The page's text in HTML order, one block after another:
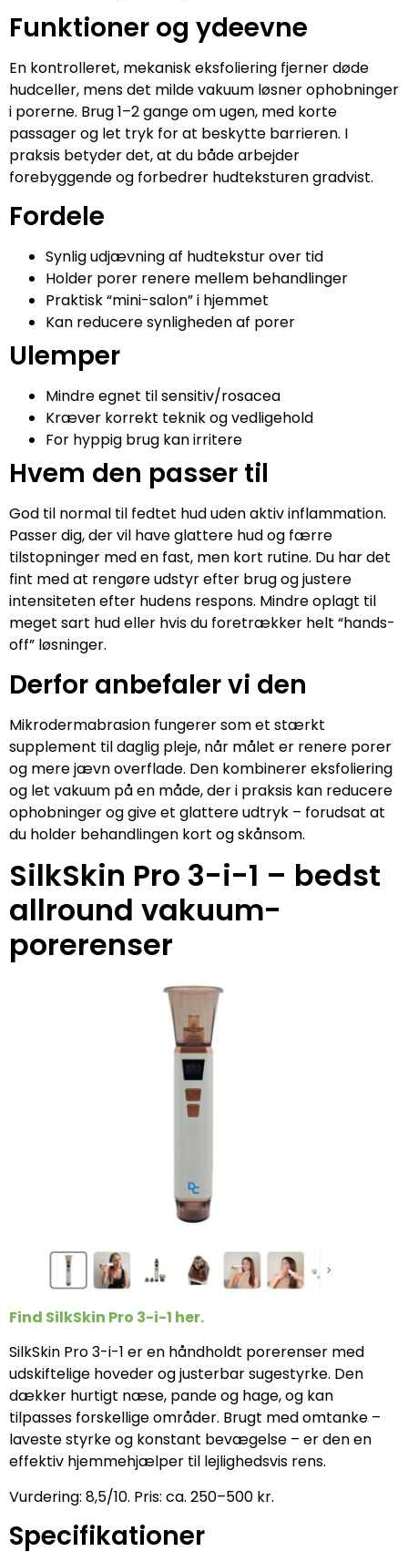
Funktioner og ydeevne
En kontrolleret, mekanisk eksfoliering fjerner døde
hudceller, mens det milde vakuum løsner ophobninger
i porerne. Brug 1–2 gange om ugen, med korte
passager og let tryk for at beskytte barrieren. I
praksis betyder det, at du både arbejder
forebyggende og forbedrer hudteksturen gradvist.
Fordele
Synlig udjævning af hudtekstur over tid
Holder porer renere mellem behandlinger
Praktisk “mini-salon” i hjemmet
Kan reducere synligheden af porer
Ulemper
Mindre egnet til sensitiv/rosacea
Kræver korrekt teknik og vedligehold
For hyppig brug kan irritere
Hvem den passer til
God til normal til fedtet hud uden aktiv inflammation.
Passer dig, der vil have glattere hud og færre
tilstopninger med en fast, men kort rutine. Du har det
fint med at rengøre udstyr efter brug og justere
intensiteten efter hudens respons. Mindre oplagt til
meget sart hud eller hvis du foretrækker helt “hands-
off” løsninger.
Derfor anbefaler vi den
Mikrodermabrasion fungerer som et stærkt
supplement til daglig pleje, når målet er renere porer
og mere jævn overflade. Den kombinerer eksfoliering
og let vakuum på en måde, der i praksis kan reducere
ophobninger og give et glattere udtryk – forudsat at
du holder behandlingen kort og skånsom.
SilkSkin Pro 3-i-1 – bedst
allround vakuum-
porerenser
Find SilkSkin Pro 3-i-1 her.
SilkSkin Pro 3-i-1 er en håndholdt porerenser med
udskiftelige hoveder og justerbar sugestyrke. Den
dækker hurtigt næse, pande og hage, og kan
tilpasses forskellige områder. Brugt med omtanke –
laveste styrke og konstant bevægelse – er den en
effektiv hjemmehjælper til lejlighedsvis rens.
Vurdering: 8,5/10. Pris: ca. 250–500 kr.
Specifikationer